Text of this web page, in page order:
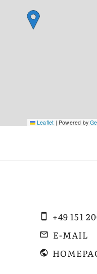
Leaflet | Powered by
+49 151
E-MAIL